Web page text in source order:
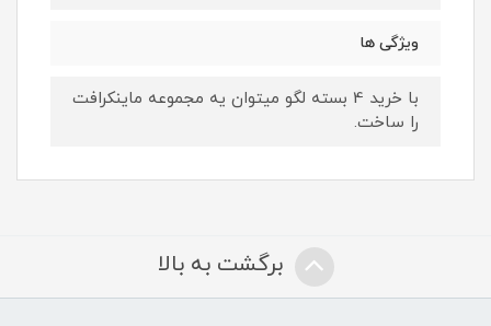
ویژگی ها
با خرید 4 بسته لگو میتوان یه مجموعه ماینکرافت
را ساخت.
برگشت به بالا